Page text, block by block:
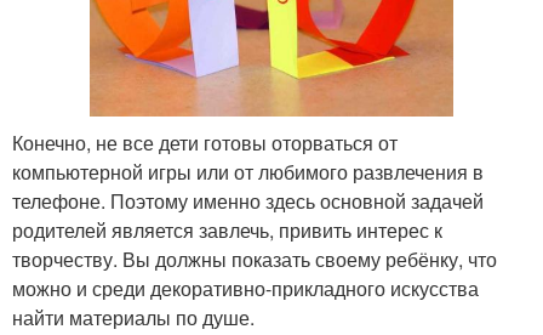
Конечно, не все дети готовы оторваться от
компьютерной игры или от любимого развлечения в
телефоне. Поэтому именно здесь основной задачей
родителей является завлечь, привить интерес к
творчеству. Вы должны показать своему ребёнку, что
можно и среди декоративно-прикладного искусства
найти материалы по душе.